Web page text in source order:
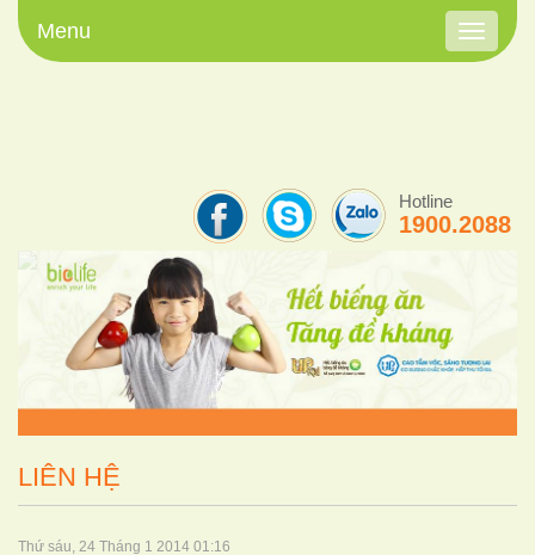
Toggle
Menu
Hotline
1900.2088
LIÊN HỆ
Thứ sáu, 24 Tháng 1 2014 01:16